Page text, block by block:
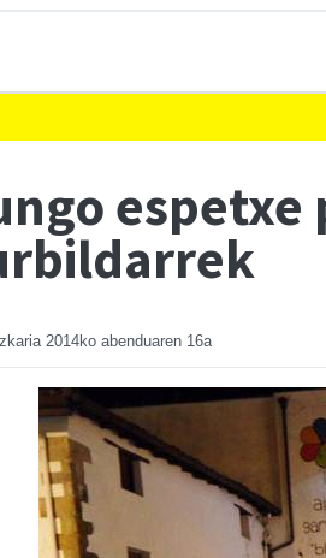
2014ko abenduaren 16a